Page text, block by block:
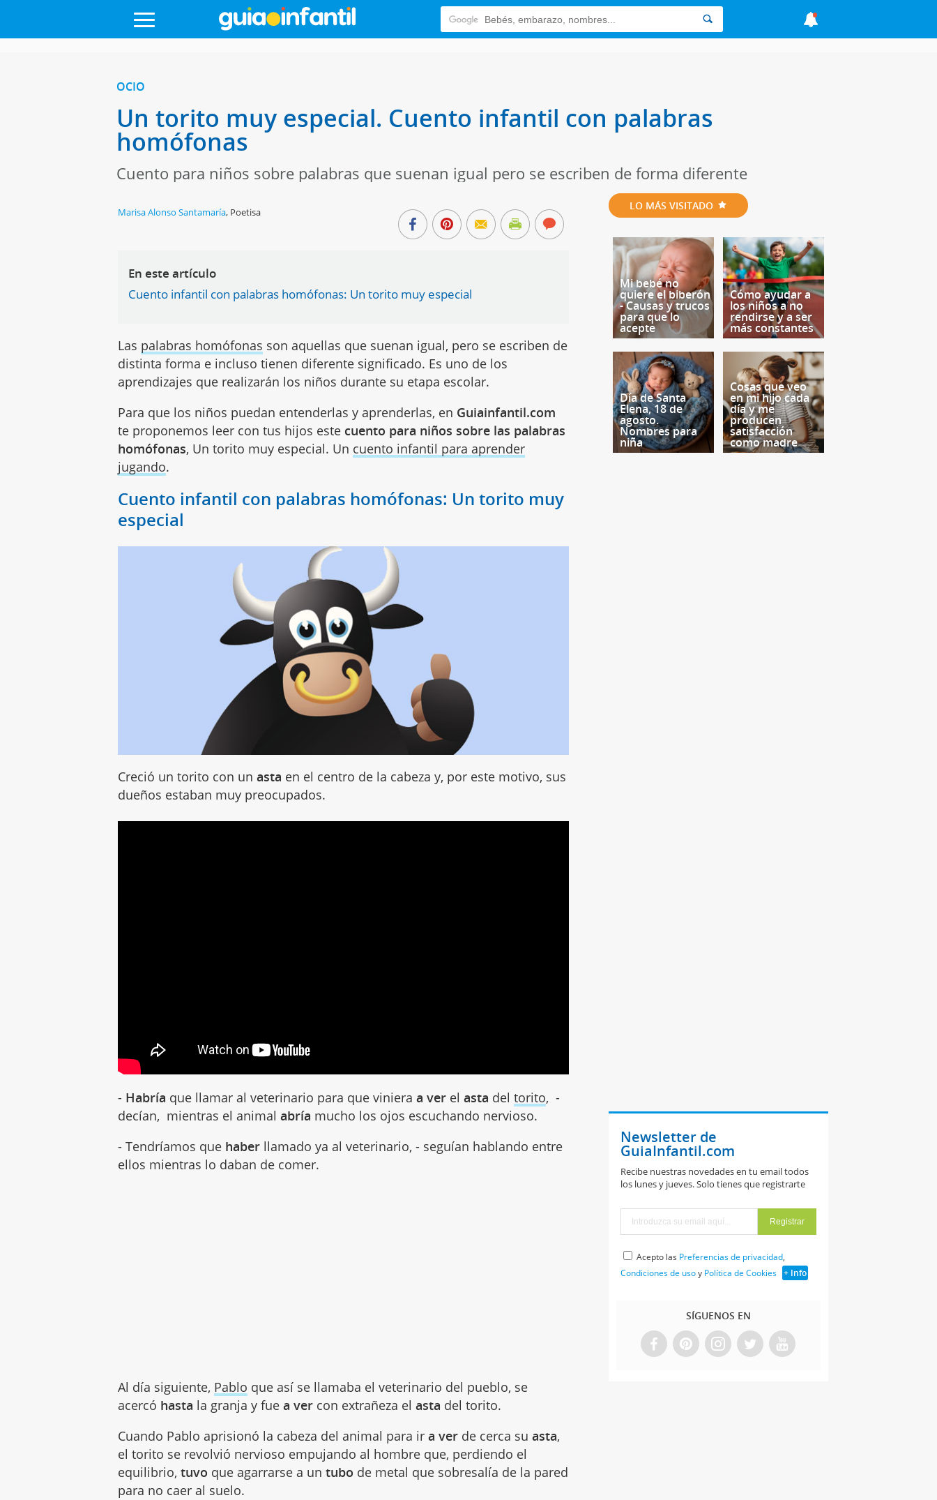
OCIO
Un torito muy especial. Cuento infantil con palabras
homófonas
Cuento para niños sobre palabras que suenan igual pero se escriben de forma diferente
Marisa Alonso Santamaría, Poetisa
En este artículo
Cuento infantil con palabras homófonas: Un torito muy especial
Las palabras homófonas son aquellas que suenan igual, pero se escriben de
distinta forma e incluso tienen diferente significado. Es uno de los
aprendizajes que realizarán los niños durante su etapa escolar.
Para que los niños puedan entenderlas y aprenderlas, en Guiainfantil.com
te proponemos leer con tus hijos este cuento para niños sobre las palabras
homófonas, Un torito muy especial. Un cuento infantil para aprender
jugando.
Cuento infantil con palabras homófonas: Un torito muy
especial
Creció un torito con unasta en el centro de la cabeza y, por este motivo, sus
dueños estaban muy preocupados.
- Habría que llamar al veterinario para que vinieraa ver elasta deltorito, -
decían, mientras el animalabría mucho los ojos escuchando nervioso.
- Tendríamos que haber llamado ya al veterinario, - seguían hablando entre
ellos mientras lo daban de comer.
Al día siguiente, Pablo que así se llamaba el veterinario del pueblo, se
acercó hasta la granja y fuea ver con extrañeza elasta del torito.
Cuando Pablo aprisionó la cabeza del animal para ira ver de cerca suasta,
el torito se revolvió nervioso empujando al hombre que, perdiendo el
equilibrio,tuvo que agarrarse a untubo de metal que sobresalía de la pared
para no caer al suelo.
LO MÁS VISITADO
Mi bebé no
quiere el biberón
- Causas y trucos
para que lo
acepte
Cómo ayudar a
los niños a no
rendirse y a ser
más constantes
Día de Santa
Elena, 18 de
agosto.
Nombres para
niña
Cosas que veo
en mi hijo cada
día y me
producen
satisfacción
como madre
Newsletter de
GuiaInfantil.com
Recibe nuestras novedades en tu email todos
los lunes y jueves. Solo tienes que registrarte
Acepto las Preferencias de privacidad,
Condiciones de usoy Política de Cookies + Info
SÍGUENOS EN